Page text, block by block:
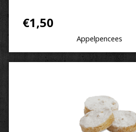
Appelpencees
€1,50